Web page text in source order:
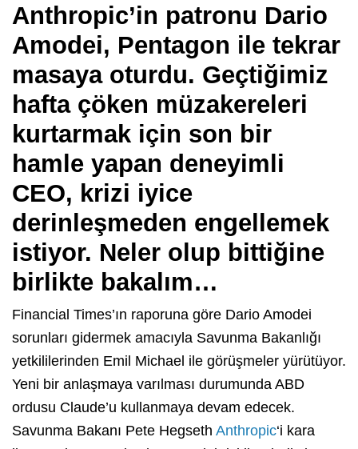
Anthropic’in patronu Dario
Amodei, Pentagon ile tekrar
masaya oturdu. Geçtiğimiz
hafta çöken müzakereleri
kurtarmak için son bir
hamle yapan deneyimli
CEO, krizi iyice
derinleşmeden engellemek
istiyor. Neler olup bittiğine
birlikte bakalım…
Financial Times’ın raporuna göre Dario Amodei
sorunları gidermek amacıyla Savunma Bakanlığı
yetkililerinden Emil Michael ile görüşmeler yürütüyor.
Yeni bir anlaşmaya varılması durumunda ABD
ordusu Claude’u kullanmaya devam edecek.
Savunma Bakanı Pete Hegseth Anthropic‘i kara